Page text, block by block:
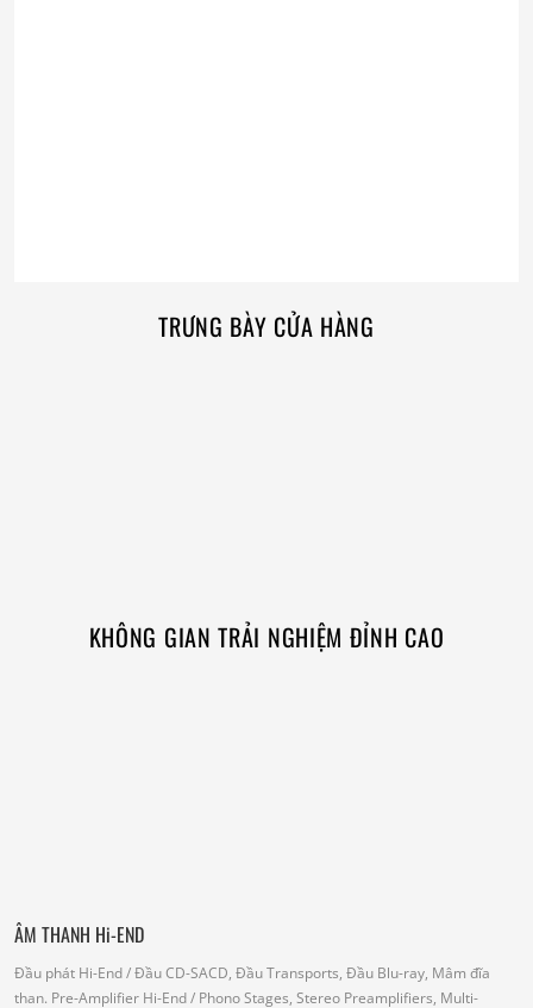
TRƯNG BÀY CỬA HÀNG
KHÔNG GIAN TRẢI NGHIỆM ĐỈNH CAO
ÂM THANH Hi-END
Đầu phát Hi-End/ Đầu CD-SACD, Đầu Transports, Đầu Blu-ray, Mâm đĩa
than. Pre-Amplifier Hi-End/ Phono Stages, Stereo Preamplifiers, Multi-